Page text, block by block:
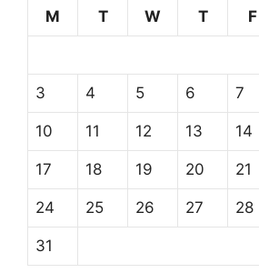
M
T W T F
3 4 5 6 7
10 11 12 13 14
17 18 19 20 21
24 25 26 27 28
31